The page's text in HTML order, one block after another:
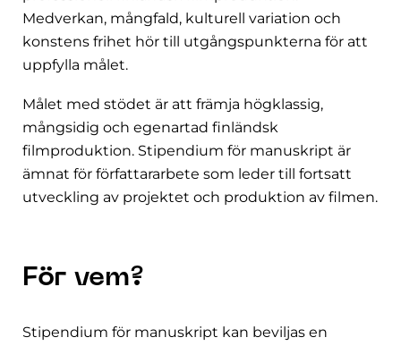
Medverkan, mångfald, kulturell variation och
konstens frihet hör till utgångspunkterna för att
uppfylla målet.
Målet med stödet är att främja högklassig,
mångsidig och egenartad finländsk
filmproduktion. Stipendium för manuskript är
ämnat för författararbete som leder till fortsatt
utveckling av projektet och produktion av filmen.
För vem?
Stipendium för manuskript kan beviljas en